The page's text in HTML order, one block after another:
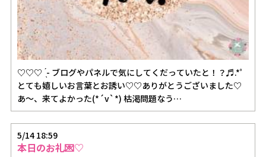
♡♡♡ ̖́- ブログやパネルで気にしてくだっていたと！？♬.*ﾟ
とても嬉しいお言葉とお誘い♡♡ありがとうございました♡
あ〜、来てよかった(*´v`*) 枯渇問題なう…
5/14 18:59
本日のお礼💌♡